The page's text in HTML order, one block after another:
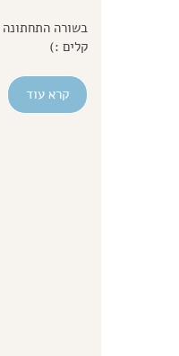
בשורה התחתונה
קלים :)
קרא עוד